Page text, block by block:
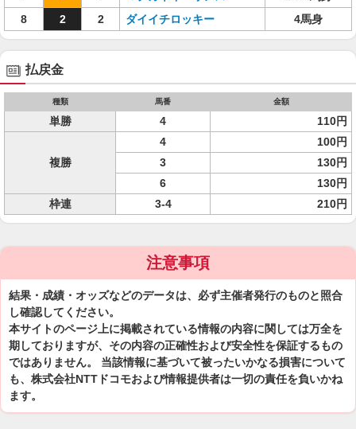
8
2 2 ダイイチロッキー 4馬身
払戻金
種類 馬番 金額
単勝 4 110円
複勝
4
100円
3
130円
6
130円
枠連
3-4 210円
注意事項
結果・成績・オッズなどのデータは、必ず主催者発行のものと照合
し確認してください。
本サイトのページ上に掲載されている情報の内容に関しては万全を
期しておりますが、その内容の正確性および安全性を保証するもの
ではありません。 当該情報に基づいて被ったいかなる損害について
も、株式会社NTTドコモおよび情報提供者は一切の責任を負いかね
ます。